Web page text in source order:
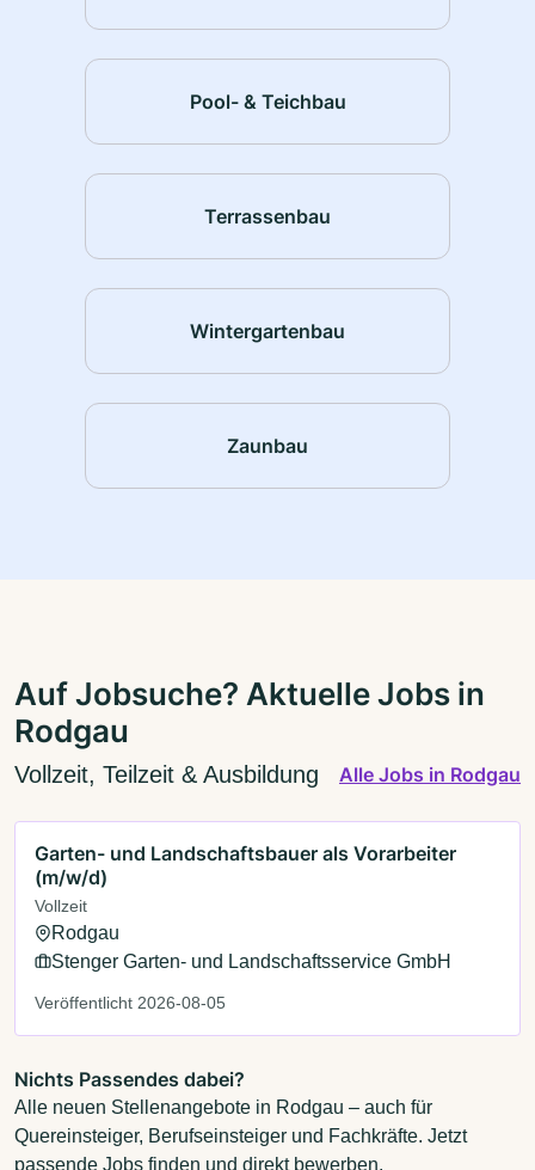
Pool- & Teichbau
Terrassenbau
Wintergartenbau
Zaunbau
Auf Jobsuche? Aktuelle Jobs in
Rodgau
Vollzeit, Teilzeit & Ausbildung Alle Jobs in Rodgau
Garten- und Landschaftsbauer als Vorarbeiter
(m/w/d)
Vollzeit
Rodgau
Stenger Garten- und Landschaftsservice GmbH
Veröffentlicht 2026-08-05
Nichts Passendes dabei?
Alle neuen Stellenangebote in Rodgau – auch für
Quereinsteiger, Berufseinsteiger und Fachkräfte. Jetzt
passende Jobs finden und direkt bewerben.